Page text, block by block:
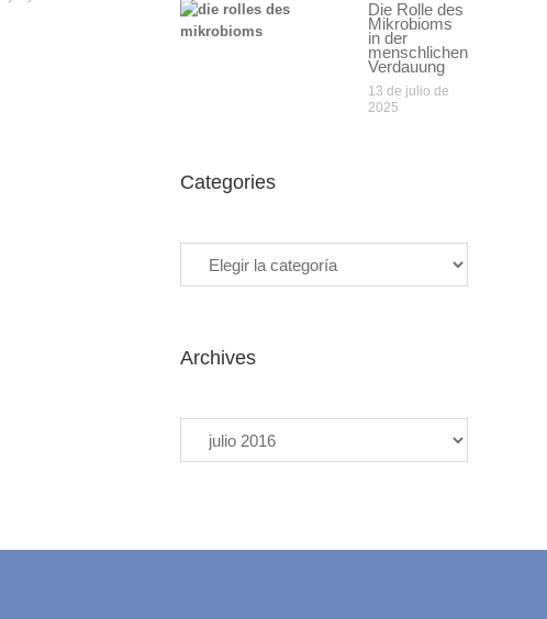
Die Rolle des
Mikrobioms
in der
menschlichen
Verdauung
13 de julio de
2025
Categories
Archives